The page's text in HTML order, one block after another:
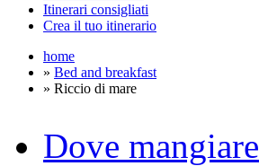
Itinerari consigliati
Crea il tuo itinerario
home
» Bed and breakfast
» Riccio di mare
Dove mangiare